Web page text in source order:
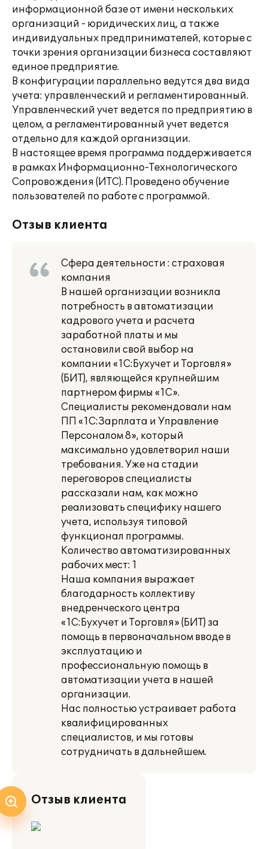
информационной базе от имени нескольких
организаций - юридических лиц, а также
индивидуальных предпринимателей, которые с
точки зрения организации бизнеса составляют
единое предприятие.
В конфигурации параллельно ведутся два вида
учета: управленческий и регламентированный.
Управленческий учет ведется по предприятию в
целом, а регламентированный учет ведется
отдельно для каждой организации.
В настоящее время программа поддерживается
в рамках Информационно-Технологического
Сопровождения (ИТС). Проведено обучение
пользователей по работе с программой.
Отзыв клиента
Сфера деятельности : страховая
компания
В нашей организации возникла
потребность в автоматизации
кадрового учета и расчета
заработной платы и мы
остановили свой выбор на
компании «1С:Бухучет и Торговля»
(БИТ), являющейся крупнейшим
партнером фирмы «1С».
Специалисты рекомендовали нам
ПП «1С:Зарплата и Управление
Персоналом 8», который
максимально удовлетворил наши
требования. Уже на стадии
переговоров специалисты
рассказали нам, как можно
реализовать специфику нашего
учета, используя типовой
функционал программы.
Количество автоматизированных
рабочих мест: 1
Наша компания выражает
благодарность коллективу
внедренческого центра
«1С:Бухучет и Торговля» (БИТ) за
помощь в первоначальном вводе в
эксплуатацию и
профессиональную помощь в
автоматизации учета в нашей
организации.
Нас полностью устраивает работа
квалифицированных
специалистов, и мы готовы
сотрудничать в дальнейшем.
Отзыв клиента